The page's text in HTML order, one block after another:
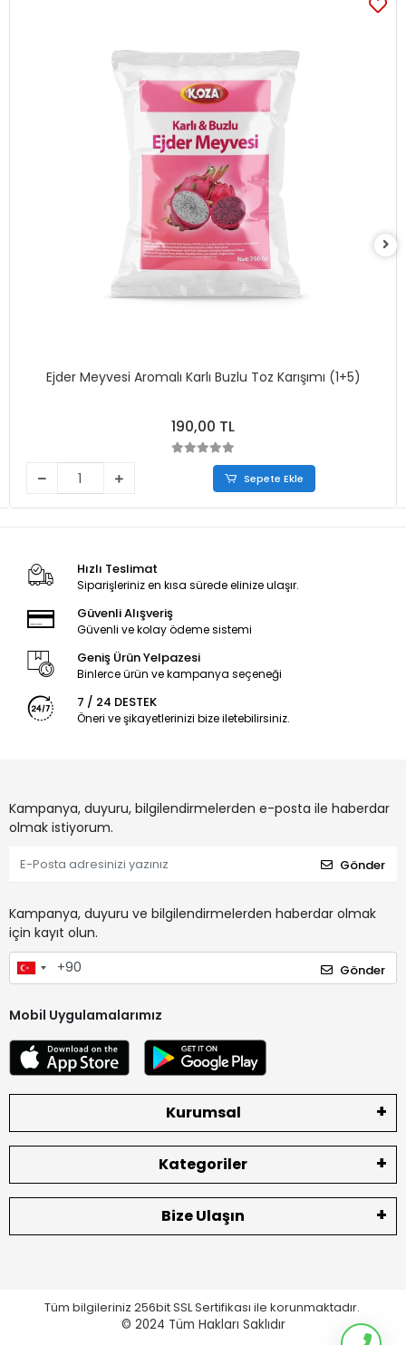
Ejder Meyvesi Aromalı Karlı Buzlu Toz Karışımı (1+5)
190,00 TL
Sepete Ekle
Hızlı Teslimat
Siparişleriniz en kısa sürede elinize ulaşır.
Güvenli Alışveriş
Güvenli ve kolay ödeme sistemi
Geniş Ürün Yelpazesi
Binlerce ürün ve kampanya seçeneği
7 / 24 DESTEK
Öneri ve şikayetlerinizi bize iletebilirsiniz.
Kampanya, duyuru, bilgilendirmelerden e-posta ile haberdar
olmak istiyorum.
Gönder
Kampanya, duyuru ve bilgilendirmelerden haberdar olmak
için kayıt olun.
Gönder
Mobil Uygulamalarımız
Kurumsal
Kategoriler
Bize Ulaşın
Tüm bilgileriniz 256bit SSL Sertifikası ile korunmaktadır.
© 2024 Tüm Hakları Saklıdır